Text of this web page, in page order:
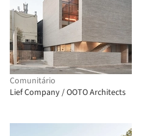
Comunitário
Lief Company / OOTO Architects